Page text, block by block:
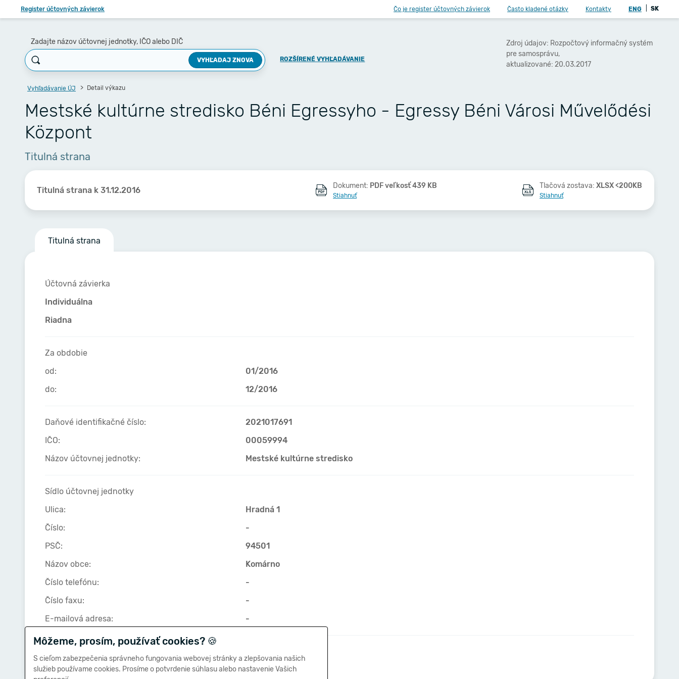
Register účtovných závierok Čo je register účtovných závierok Často kladené otázky Kontakty ENG SK
Zadajte názov účtovnej jednotky, IČO alebo DIČ
VYHĽADAJ ZNOVA ROZŠÍRENÉ VYHĽADÁVANIE
Zdroj údajov: Rozpočtový informačný systém
pre samosprávu,
aktualizované: 20.03.2017
Vyhľadávanie ÚJ Detail výkazu
Mestské kultúrne stredisko Béni Egressyho - Egressy Béni Városi Művelődési
Központ
Titulná strana
Titulná strana k 31.12.2016 Dokument: PDF veľkosť 439 KB
Stiahnuť
Tlačová zostava: XLSX <200KB
Stiahnuť
Titulná strana
Účtovná závierka
Individuálna
Riadna
Za obdobie
od:
01/2016
do:
12/2016
Daňové identifikačné číslo:
2021017691
IČO:
00059994
Názov účtovnej jednotky:
Mestské kultúrne stredisko
Sídlo účtovnej jednotky
Ulica:
Hradná 1
Číslo:
-
PSČ:
94501
Názov obce:
Komárno
Číslo telefónu:
-
Číslo faxu:
-
E-mailová adresa:
-
Môžeme, prosím, používať cookies? 🍪
S cieľom zabezpečenia správneho fungovania webovej stránky a zlepšovania našich
služieb používame cookies. Prosíme o potvrdenie súhlasu alebo nastavenie Vašich